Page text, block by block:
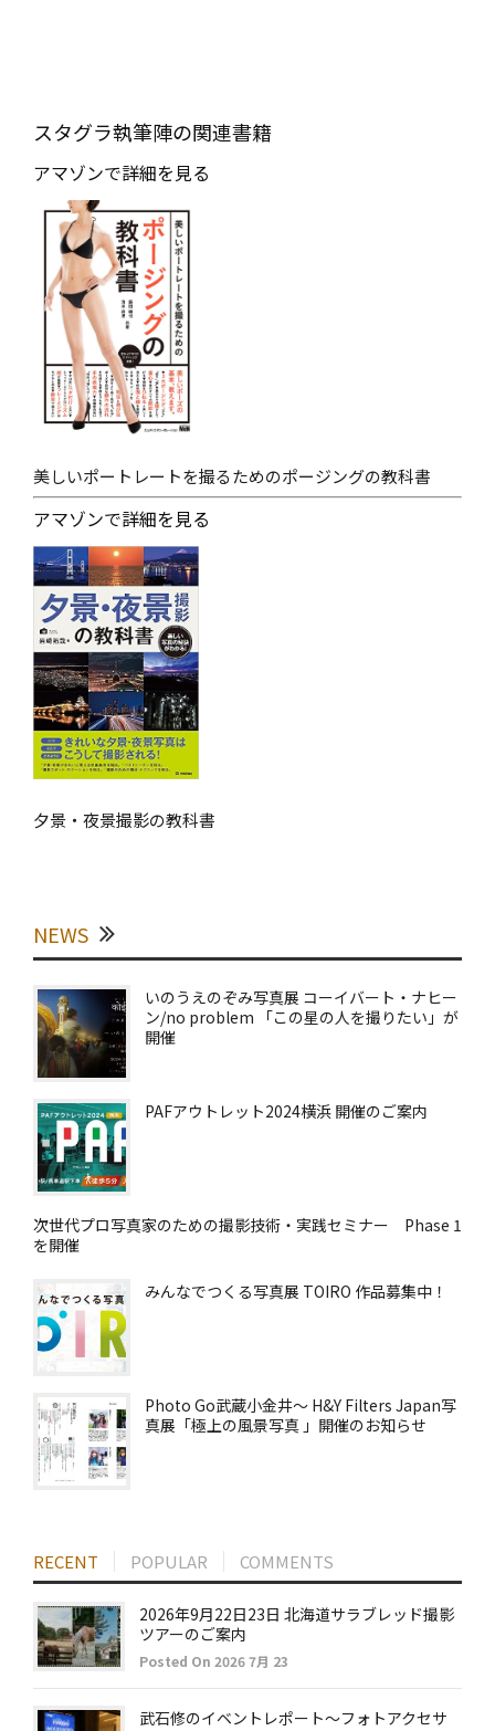
スタグラ執筆陣の関連書籍
アマゾンで詳細を見る
美しいポートレートを撮るためのポージングの教科書
アマゾンで詳細を見る
夕景・夜景撮影の教科書
NEWS
いのうえのぞみ写真展 コーイバート・ナヒー
ン/no problem 「この星の人を撮りたい」が
開催
PAFアウトレット2024横浜 開催のご案内
次世代プロ写真家のための撮影技術・実践セミナー Phase 1
を開催
みんなでつくる写真展 TOIRO 作品募集中！
Photo Go武蔵小金井～ H&Y Filters Japan写
真展「極上の風景写真 」開催のお知らせ
RECENT POPULAR COMMENTS
2026年9月22日23日 北海道サラブレッド撮影
ツアーのご案内
Posted On 2026 7月 23
武石修のイベントレポート～フォトアクセサ